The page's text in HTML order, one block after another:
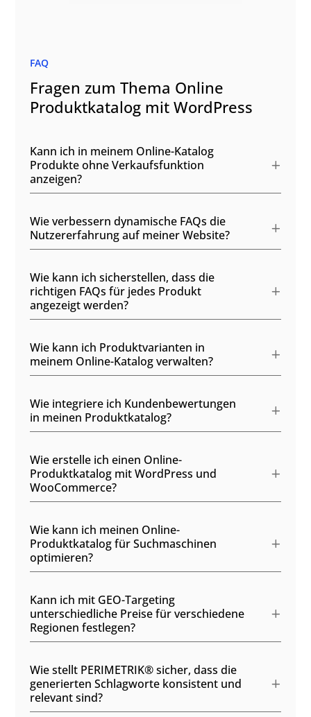
FAQ
Fragen zum Thema Online
Produktkatalog mit WordPress
Kann ich in meinem Online-Katalog
Produkte ohne Verkaufsfunktion
anzeigen?
Wie verbessern dynamische FAQs die
Nutzererfahrung auf meiner Website?
Wie kann ich sicherstellen, dass die
richtigen FAQs für jedes Produkt
angezeigt werden?
Wie kann ich Produktvarianten in
meinem Online-Katalog verwalten?
Wie integriere ich Kundenbewertungen
in meinen Produktkatalog?
Wie erstelle ich einen Online-
Produktkatalog mit WordPress und
WooCommerce?
Wie kann ich meinen Online-
Produktkatalog für Suchmaschinen
optimieren?
Kann ich mit GEO-Targeting
unterschiedliche Preise für verschiedene
Regionen festlegen?
Wie stellt PERIMETRIK® sicher, dass die
generierten Schlagworte konsistent und
relevant sind?